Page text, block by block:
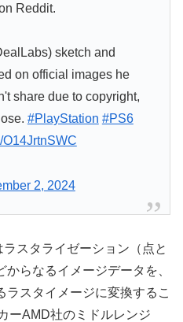
Reddit.
sketch and
on official images he
share due to copyright,
#PlayStation #PS6
O14JrtnSWC
2, 2024
スタライゼーション（点と
らなるイメージデータを、
スタイメージに変換するこ
ーAMD社のミドルレンジ